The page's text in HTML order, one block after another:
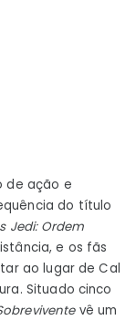
de ação e
do título
Jedi: Ordem
e os fãs
ao lugar de Cal
Situado cinco
vê um